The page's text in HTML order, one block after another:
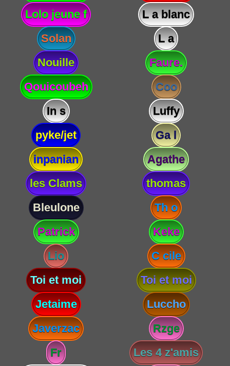
Lolo jeune f
L a blanc
Solan
L a
Nouille
Faure.
Qouicoubeh
Coo
In s
Luffy
pyke/jet
Ga l
inpanian
Agathe
les Clams
thomas
Bleulone
Th o
Patrick
Keke
Lio
C cile
Toi et moi
Toi et moi
Jetaime
Luccho
Javerzac
Rzge
Fr
Les 4 z'amis